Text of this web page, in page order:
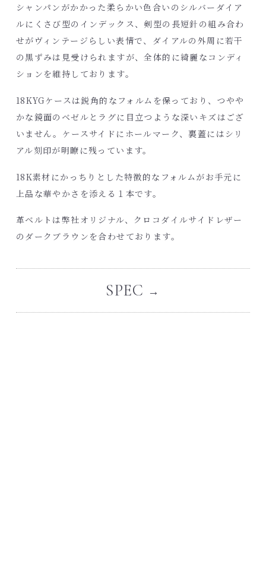
シャンパンがかかった柔らかい色合いのシルバーダイア
ルにくさび型のインデックス、剣型の長短針の組み合わ
せがヴィンテージらしい表情で、ダイアルの外周に若干
の黒ずみは見受けられますが、全体的に綺麗なコンディ
ションを維持しております。
18KYGケースは鋭角的なフォルムを保っており、つやや
かな鏡面のベゼルとラグに目立つような深いキズはござ
いません。ケースサイドにホールマーク、裏蓋にはシリ
アル刻印が明瞭に残っています。
18K素材にかっちりとした特徴的なフォルムがお手元に
上品な華やかさを添える１本です。
革ベルトは弊社オリジナル、クロコダイルサイドレザー
のダークブラウンを合わせております。
SPEC